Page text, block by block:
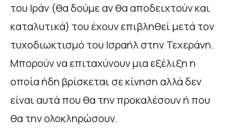
του Ιράν (θα δούμε αν θα αποδειχτούν και
καταλυτικά) του έχουν επιβληθεί μετά τον
τυχοδιωκτισμό του Ισραήλ στην Τεχεράνη.
Μπορούν να επιταχύνουν μια εξέλιξη η
οποία ήδη βρίσκεται σε κίνηση αλλά δεν
είναι αυτά που θα την προκαλέσουν ή που
θα την ολοκληρώσουν.